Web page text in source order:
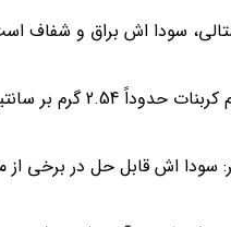
سودا اش براق و شفاف
بر سانتیمتر مکعب است.
سودا اش قابل حل در برخی از